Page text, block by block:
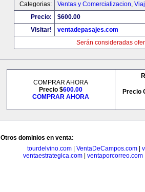
Categorias:
Ventas y Comercializacion,
Precio:
$600.00
Visitar!
ventadepasajes.com
Serán consideradas
COMPRAR AHORA
Precio $600.00
COMPRAR AHORA
Precio
Otros dominios en venta:
tourdelvino.com| VentaDeCampos.com|
ventaestrategica.com| ventaporcorreo.com